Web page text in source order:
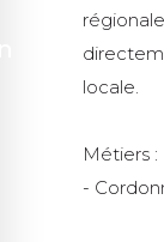
locale.
Métiers :
-